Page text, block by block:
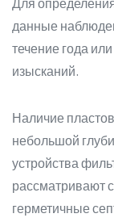
Для
данные
течение года
изысканий.
Наличие
небольшой
устройства
рассматривают
герметичные